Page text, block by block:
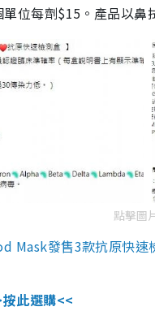
位每劑$15。產品以鼻
點擊圖
Mask發售3款抗原快
此選購<<